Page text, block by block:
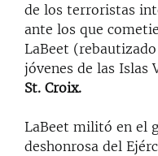
de los terroristas
ante los que
LaBeet
jóvenes de las Islas
St. Croix.
LaBeet militó en el
deshonrosa del